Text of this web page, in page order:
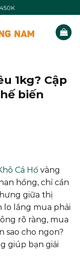
1kg? Cập
biến
Cá Hố vàng
hồng, chỉ cần
giữa thị
lo lắng mua phải
rõ ràng, mua
sao cho ngon?
giúp bạn giải